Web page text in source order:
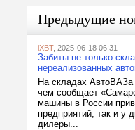
Предыдущие
iXBT, 2025-06-18 06:31
Забиты не только
нереализованных
На складах АвтоВАЗа
чем сообщает
машины в России
предприятий, так и у
дилеры...